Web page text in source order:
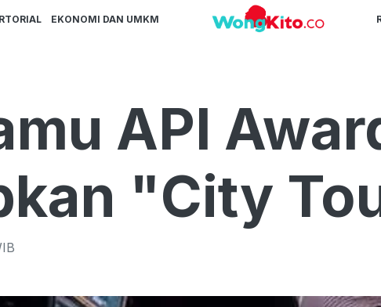
EKONOMI DAN UMKM
API
"City